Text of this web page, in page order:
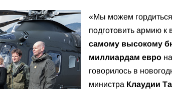
«Мы можем гордиться
подготовить армию к
самому высокому
миллиардам евро
говорилось в
министра Клаудии